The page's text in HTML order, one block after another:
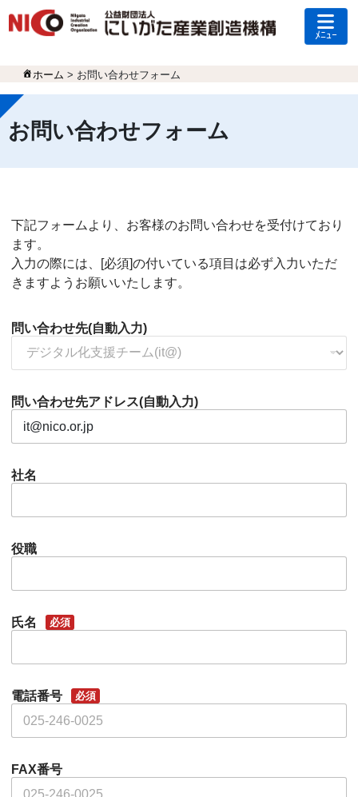
ﾒﾆｭｰ
ホーム > お問い合わせフォーム
お問い合わせフォーム
下記フォームより、お客様のお問い合わせを受付けており
ます。
入力の際には、[必須]の付いている項目は必ず入力いただ
きますようお願いいたします。
問い合わせ先(自動入力)
問い合わせ先アドレス(自動入力)
社名
役職
氏名 必須
電話番号 必須
FAX番号